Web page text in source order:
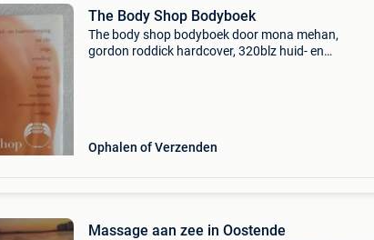
The Body Shop Bodyboek
The body shop bodyboek door mona mehan,
gordon roddick hardcover, 320blz huid- en
Ophalen of Verzenden
Massage aan zee in Oostende